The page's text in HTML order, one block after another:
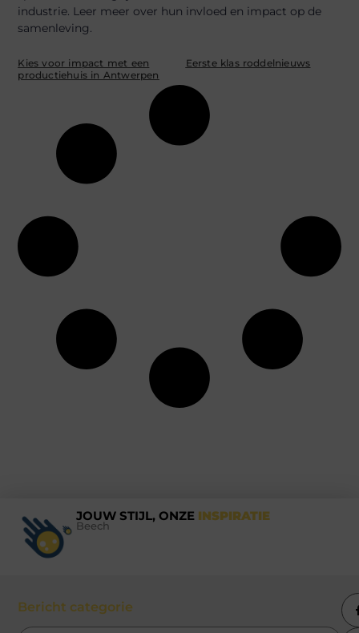
industrie. Leer meer over hun invloed en impact op de
samenleving.
Kies voor impact met een
productiehuis in Antwerpen
Eerste klas roddelnieuws
JOUW STIJL, ONZE INSPIRATIE
Beech
Bericht categorie